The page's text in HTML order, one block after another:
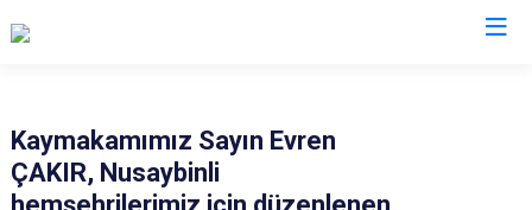
Dargeçit
Kaymakamımız Sayın Evren
ÇAKIR, Nusaybinli